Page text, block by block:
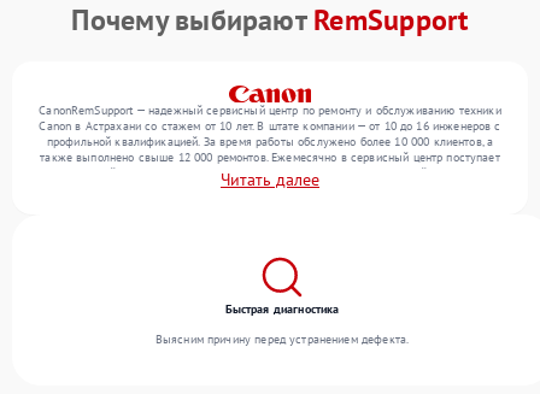
Почему выбираютRemSupport
CanonRemSupport — надежный сервисный центр по ремонту и обслуживанию техники
Canon в Астрахани со стажем от 10 лет. В штате компании — от 10 до 16 инженеров с
профильной квалификацией. За время работы обслужено более 10 000 клиентов, а
также выполнено свыше 12 000 ремонтов. Ежемесячно в сервисный центр поступает
от 300 устройств, включая , , оргтехнику. Мы устраняем поломки любой сложности и
предлагаем стабильный уровень сервиса благодаря отлаженным процессам ремонта.
Читать далее
Быстрая диагностика
Выясним причину перед устранением дефекта.